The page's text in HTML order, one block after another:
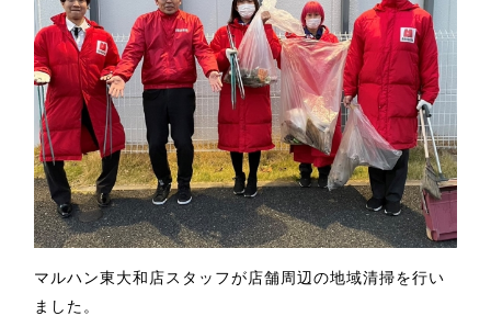
マルハン東大和店スタッフが店舗周辺の地域清掃を行い
ました。